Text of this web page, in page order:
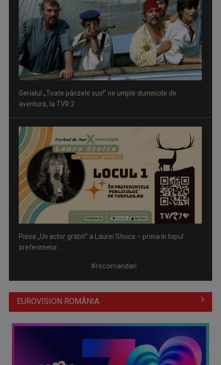
Serialul „Toate pânzele sus!” ne umple duminicile de
aventură, la TVR 2
Piesa „Un actor grăbit” a Laurei Stoica – prima în topul
preferinţelor ...
#recomandari
EUROVISION ROMÂNIA